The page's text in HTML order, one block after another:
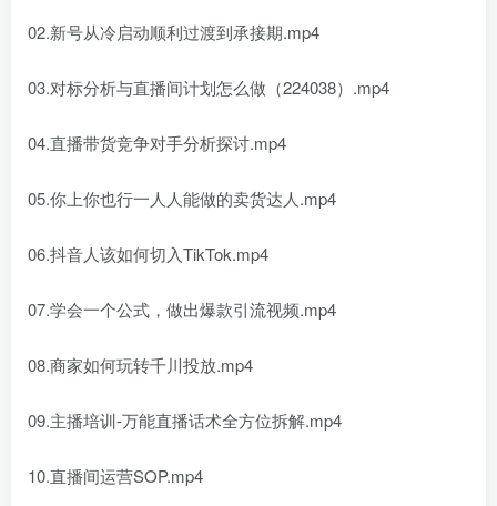
02.新号从冷启动顺利过渡到承接期.mp4
03.对标分析与直播间计划怎么做（224038）.mp4
04.直播带货竞争对手分析探讨.mp4
05.你上你也行一人人能做的卖货达人.mp4
06.抖音人该如何切入TikTok.mp4
07.学会一个公式，做出爆款引流视频.mp4
08.商家如何玩转千川投放.mp4
09.主播培训-万能直播话术全方位拆解.mp4
10.直播间运营SOP.mp4